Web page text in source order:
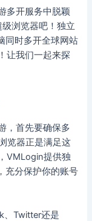
多开服务中脱颖
浏览器吧！独立
同时多开全球网站
让我们一起来探
，首先要确保多
览器正是满足这
VMLogin提供独
充分保护你的账号
、Twitter还是